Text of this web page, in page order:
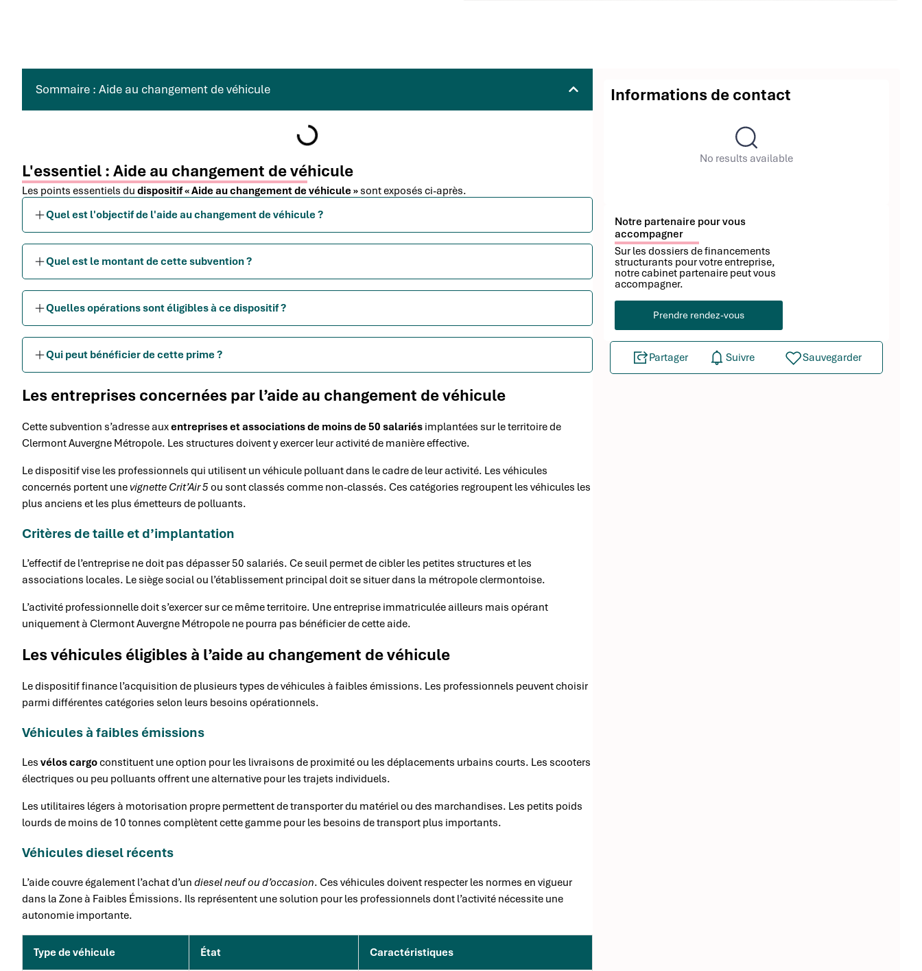
Sommaire : Aide au changement de véhicule
L'essentiel : Aide au changement de véhicule
Les points essentiels du dispositif « Aide au changement de véhicule » sont exposés ci-après.
Quel est l'objectif de l'aide au changement de véhicule ?
Quel est le montant de cette subvention ?
Quelles opérations sont éligibles à ce dispositif ?
Qui peut bénéficier de cette prime ?
Les entreprises concernées par l’aide au changement de véhicule
Cette subvention s’adresse auxentreprises et associations de moins de 50 salariés implantées sur le territoire de
Clermont Auvergne Métropole. Les structures doivent y exercer leur activité de manière effective.
Le dispositif vise les professionnels qui utilisent un véhicule polluant dans le cadre de leur activité. Les véhicules
concernés portent unevignette Crit’Air 5 ou sont classés comme non-classés. Ces catégories regroupent les véhicules les
plus anciens et les plus émetteurs de polluants.
Critères de taille et d’implantation
L’effectif de l’entreprise ne doit pas dépasser 50 salariés. Ce seuil permet de cibler les petites structures et les
associations locales. Le siège social ou l’établissement principal doit se situer dans la métropole clermontoise.
L’activité professionnelle doit s’exercer sur ce même territoire. Une entreprise immatriculée ailleurs mais opérant
uniquement à Clermont Auvergne Métropole ne pourra pas bénéficier de cette aide.
Les véhicules éligibles à l’aide au changement de véhicule
Le dispositif finance l’acquisition de plusieurs types de véhicules à faibles émissions. Les professionnels peuvent choisir
parmi différentes catégories selon leurs besoins opérationnels.
Véhicules à faibles émissions
Les vélos cargoconstituent une option pour les livraisons de proximité ou les déplacements urbains courts. Les scooters
électriques ou peu polluants offrent une alternative pour les trajets individuels.
Les utilitaires légers à motorisation propre permettent de transporter du matériel ou des marchandises. Les petits poids
lourds de moins de 10 tonnes complètent cette gamme pour les besoins de transport plus importants.
Véhicules diesel récents
L’aide couvre également l’achat d’un diesel neuf ou d’occasion. Ces véhicules doivent respecter les normes en vigueur
dans la Zone à Faibles Émissions. Ils représentent une solution pour les professionnels dont l’activité nécessite une
autonomie importante.
Type de véhicule État Caractéristiques
Informations de contact
No results available
Notre partenaire pour vous
accompagner
Sur les dossiers de financements
structurants pour votre entreprise,
notre cabinet partenaire peut vous
accompagner.
Prendre rendez-vous
Partager Suivre Sauvegarder